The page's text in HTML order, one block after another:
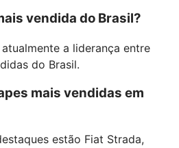
vendida do Brasil?
a liderança entre
do Brasil.
mais vendidas em
estão Fiat Strada,